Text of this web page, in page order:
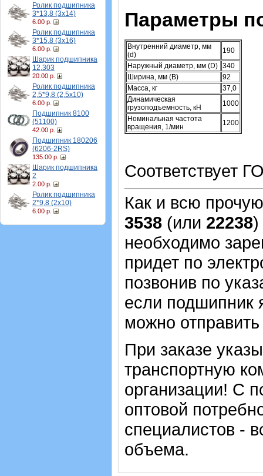
Ролик подшипника
3*13,8 (3х14)
6.00 р.
Ролик подшипника
3*15,8 (3х16)
6.00 р.
Шарик подшипника
12,303
20.00 р.
Ролик подшипника
2,5*9,8 (2,5х10)
6.00 р.
Подшипник 8100
(51100)
42.00 р.
Подшипник 180206
(6206-2RS)
135.00 р.
Шарик подшипника
2
2.00 р.
Ролик подшипника
2*9,8 (2х10)
6.00 р.
Параметры
Внутренний диаметр, мм
(d)
190
Наружный диаметр, мм (D) 340
Ширина, мм (B)
92
Масса, кг
37,0
Динамическая
грузоподъемность, кН
1000
Номинальная частота
вращения, 1/мин
1200
Соответствует
Как и всю
3538 (или 22238)
необходимо
придет по
позвонив по
если подшипник
можно
При заказе
транспортную
организации! С
оптовой
специалистов -
объема.